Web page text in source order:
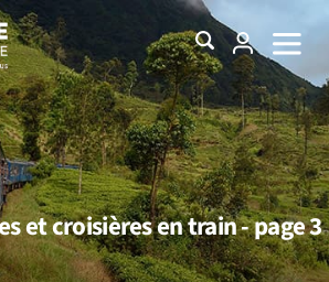
et croisières en train - page 3